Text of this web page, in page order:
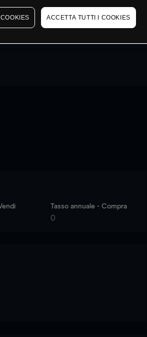
Tasso annuale - Compra
0
ACCETTA TUTTI I COOKIES